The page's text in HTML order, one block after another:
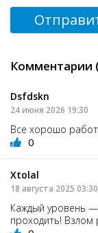
Комментарии
Dsfdskn
24 июня 2026 19:30
Все хорошо
0
Xtolal
18 августа 2025 03:30
Каждый уровень
проходить! Взлом